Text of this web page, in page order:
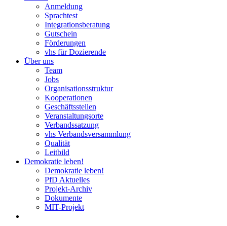
Anmeldung
Sprachtest
Integrationsberatung
Gutschein
Förderungen
vhs für Dozierende
Über uns
Team
Jobs
Organisationsstruktur
Kooperationen
Geschäftsstellen
Veranstaltungsorte
Verbandssatzung
vhs Verbandsversammlung
Qualität
Leitbild
Demokratie leben!
Demokratie leben!
PfD Aktuelles
Projekt-Archiv
Dokumente
MIT-Projekt